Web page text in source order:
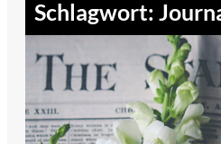
Schlagwort: